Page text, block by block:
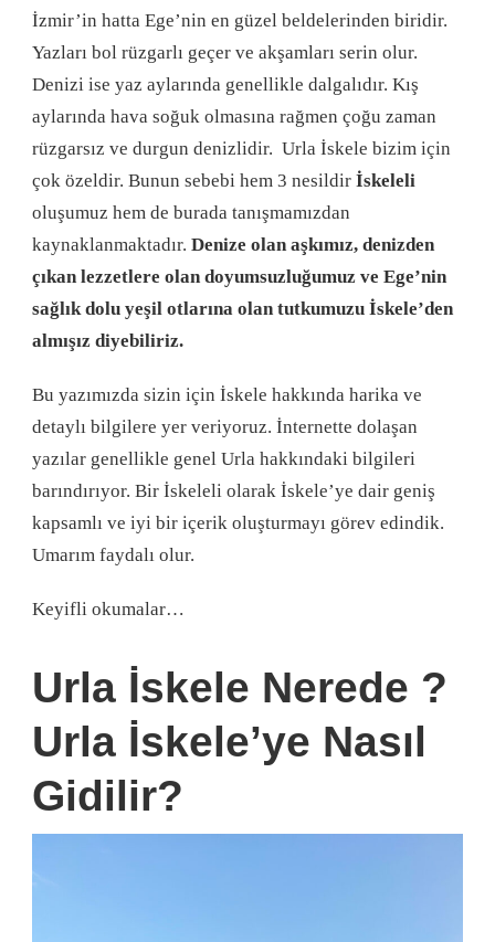
İzmir’in hatta Ege’nin en güzel beldelerinden biridir.
Yazları bol rüzgarlı geçer ve akşamları serin olur.
Denizi ise yaz aylarında genellikle dalgalıdır. Kış
aylarında hava soğuk olmasına rağmen çoğu zaman
rüzgarsız ve durgun denizlidir. Urla İskele bizim için
çok özeldir. Bunun sebebi hem 3 nesildir İskeleli
oluşumuz hem de burada tanışmamızdan
kaynaklanmaktadır. Denize olan aşkımız, denizden
çıkan lezzetlere olan doyumsuzluğumuz ve Ege’nin
sağlık dolu yeşil otlarına olan tutkumuzu İskele’den
almışız diyebiliriz.
Bu yazımızda sizin için İskele hakkında harika ve
detaylı bilgilere yer veriyoruz. İnternette dolaşan
yazılar genellikle genel Urla hakkındaki bilgileri
barındırıyor. Bir İskeleli olarak İskele’ye dair geniş
kapsamlı ve iyi bir içerik oluşturmayı görev edindik.
Umarım faydalı olur.
Keyifli okumalar…
Urla İskele Nerede ?
Urla İskele’ye Nasıl
Gidilir?